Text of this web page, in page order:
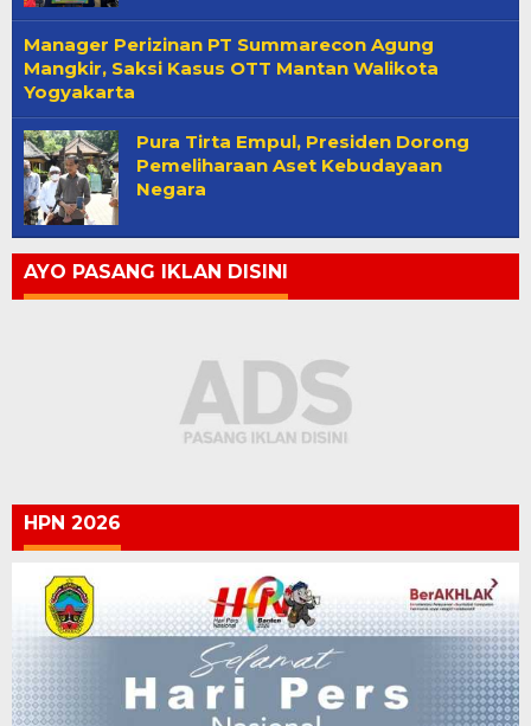
Manager Perizinan PT Summarecon Agung
Mangkir, Saksi Kasus OTT Mantan Walikota
Yogyakarta
Pura Tirta Empul, Presiden Dorong
Pemeliharaan Aset Kebudayaan
Negara
AYO PASANG IKLAN DISINI
HPN 2026